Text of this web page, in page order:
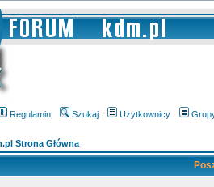
Regulamin Szukaj Użytkownicy
Strona Główna